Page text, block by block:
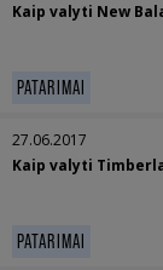
Kaip valyti New
PATARIMAI
27.06.2017
Kaip valyti
PATARIMAI